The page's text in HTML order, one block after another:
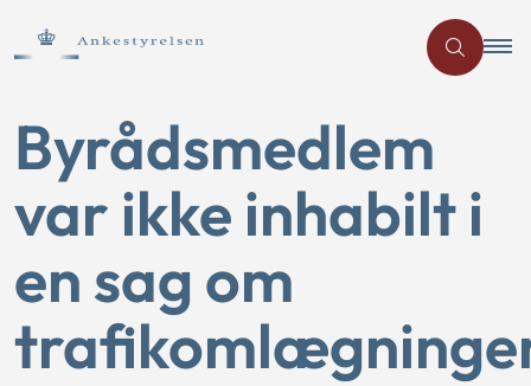
Byrådsmedlem
var ikke inhabilt i
en sag om